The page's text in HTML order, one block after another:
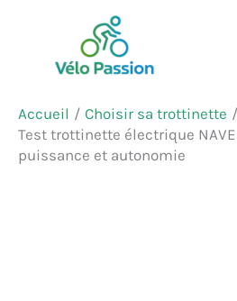
contenu
Accueil
Choisir sa trottinette
Test trottinette électrique
puissance et autonomie